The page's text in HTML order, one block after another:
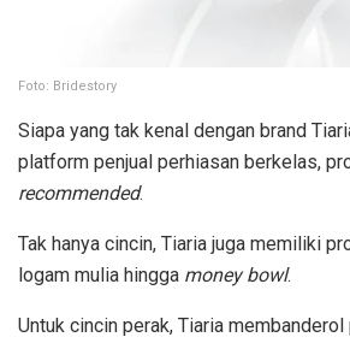
Foto: Bridestory
Siapa yang tak kenal dengan brand
platform penjual perhiasan berkelas,
recommended.
Tak hanya cincin, Tiaria juga memiliki
logam mulia hingga money bowl.
Untuk cincin perak, Tiaria